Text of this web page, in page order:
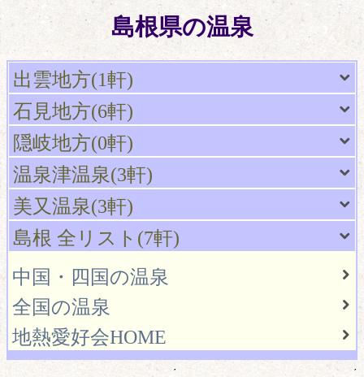
島根県の温泉
出雲地方(1軒)
石見地方(6軒)
隠岐地方(0軒)
温泉津温泉(3軒)
美又温泉(3軒)
島根 全リスト(7軒)
中国・四国の温泉
全国の温泉
地熱愛好会HOME